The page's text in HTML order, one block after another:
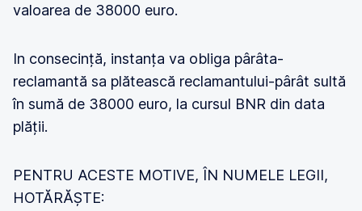
valoarea de 38000 euro.
In consecință, instanța va obliga pârâta-
reclamantă sa plătească reclamantului-pârât sultă
în sumă de 38000 euro, la cursul BNR din data
plății.
PENTRU ACESTE MOTIVE, ÎN NUMELE LEGII,
HOTĂRĂȘTE: